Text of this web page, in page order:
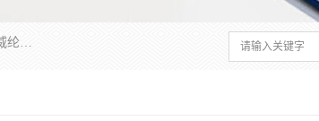
厦门晶鼎自动化科技有限公司是一家具有独立法人资格的高新技术企业；代理销售的产品有台湾威纶触摸屏，魏德米勒全系列，永宏触摸屏,威纶触摸屏,台湾威纶weinview触摸屏,台湾永宏PLC，FATEK,永宏伺服,图儿克总线，施耐德，欧姆龙，西门子，富士变频，K&N蓝系列， BUSSMANN，松下变频器，丹佛斯变频器等。